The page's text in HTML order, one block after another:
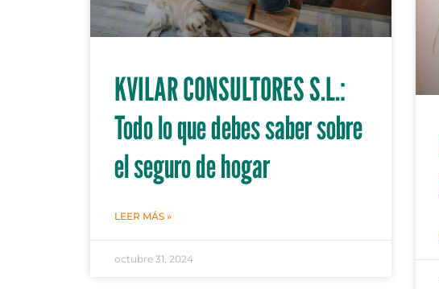
KVILAR CONSULTORES S.L.:
Todo lo que debes saber sobre
el seguro de hogar
LEER MÁS »
octubre 31, 2024